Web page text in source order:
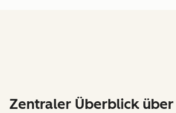
Zentraler Überblick